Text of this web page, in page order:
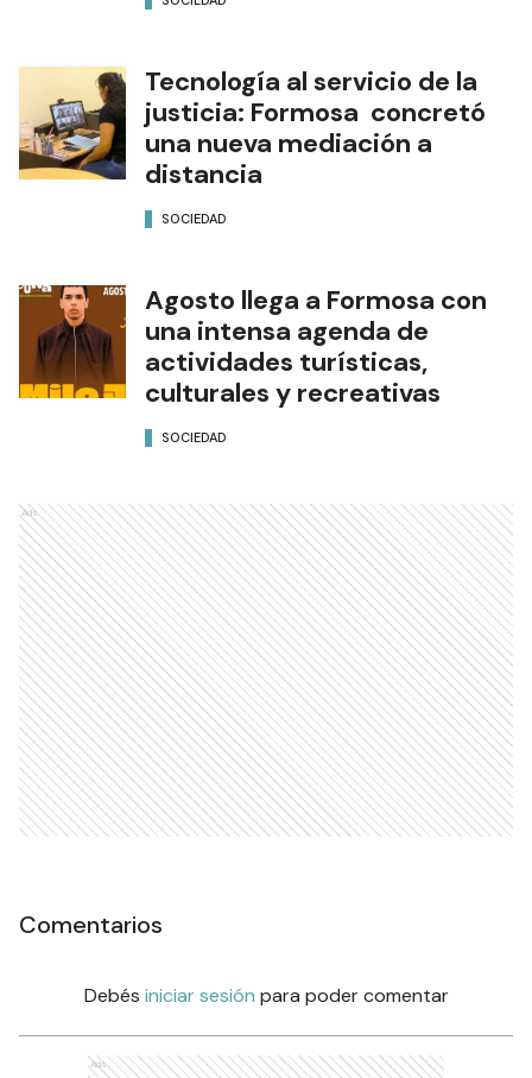
Tecnología al servicio de la
justicia: Formosa concretó
una nueva mediación a
distancia
SOCIEDAD
Agosto llega a Formosa con
una intensa agenda de
actividades turísticas,
culturales y recreativas
SOCIEDAD
Ads
Comentarios
Debés iniciar sesión para poder comentar
Ads